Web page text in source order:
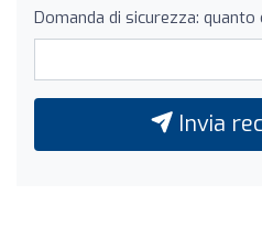
Domanda di sicurezza:
Invia